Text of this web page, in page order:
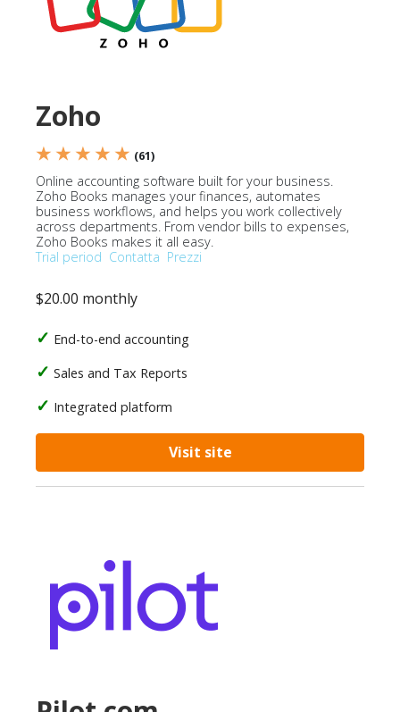
Zoho
★ ★ ★ ★ ★ (61)
Online accounting software built for your business.
Zoho Books manages your finances, automates
business workflows, and helps you work collectively
across departments. From vendor bills to expenses,
Zoho Books makes it all easy.
Trial period Contatta Prezzi
$20.00 monthly
End-to-end accounting
Sales and Tax Reports
Integrated platform
Visit site